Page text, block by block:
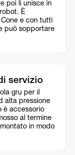
poi li unisce in
È
e con tutti
può sopportare
servizio
gru per il
alta pressione
è accessorio
al termine
in modo